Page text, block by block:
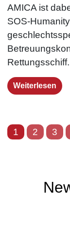
AMICA ist
SOS-
Weiterlesen
1 2 3